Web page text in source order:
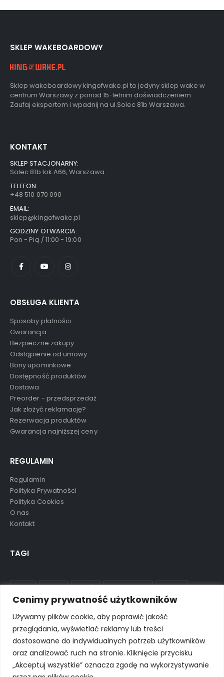
Cenimy prywatność użytkowników
Używamy plików cookie, aby poprawić jakość
przeglądania, wyświetlać reklamy lub treści
dostosowane do indywidualnych potrzeb użytkowników
oraz analizować ruch na stronie. Kliknięcie przycisku
„Akceptuj wszystkie” oznacza zgodę na wykorzystywanie
Sklep wakeboardowy kingofwake.pl to jedyny sklep wake w
centrum Warszawy z ponad 15-letnim doświadczeniem.
SKLEP STACJONARNY:
TELEFON:
EMAIL:
GODZINY OTWARCIA:
Sposoby płatności
Gwarancja
Bezpieczne zakupy
Odstąpienie od umowy
Bony upominkowe
Dostępność produktów
Dostawa
Preorder - przedsprzedaż
Jak złożyć reklamację?
Rezerwacja produktów
Regulamin
Polityka Prywatności
Polityka Cookies
O nas
aluula nowość ostatnie sztuki preorder
wkrótce wyprzedane wyprzedaż
© Porto eCommerce. 2024. All Rights Reserved